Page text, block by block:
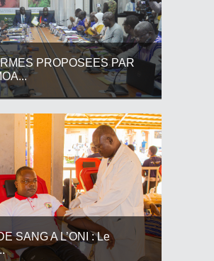
PROPOSEES PAR
SANG A L’ONI : Le